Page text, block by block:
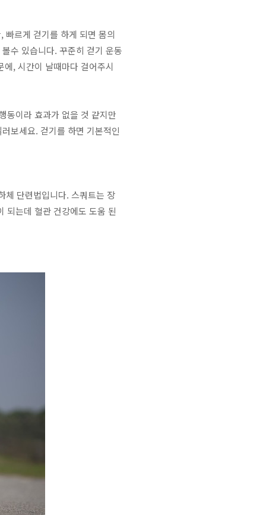
빠르게 걷기를 하게 되면 몸의
수 있습니다. 꾸준히 걷기 운동
, 시간이 날때마다 걸어주시
동이라 효과가 없을 것 같지만
보세요. 걷기를 하면 기본적인
체 단련법입니다. 스쿼트는 장
되는데 혈관 건강에도 도움 된